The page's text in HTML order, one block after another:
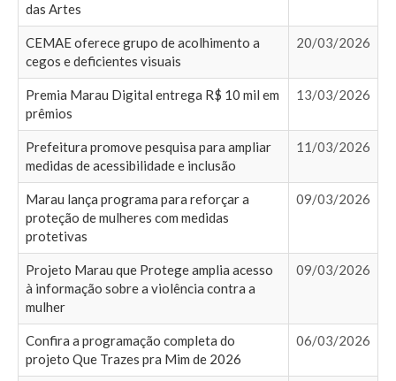
das Artes
CEMAE oferece grupo de acolhimento a
cegos e deficientes visuais
20/03/2026
Premia Marau Digital entrega R$ 10 mil em
prêmios
13/03/2026
Prefeitura promove pesquisa para ampliar
medidas de acessibilidade e inclusão
11/03/2026
Marau lança programa para reforçar a
proteção de mulheres com medidas
protetivas
09/03/2026
Projeto Marau que Protege amplia acesso
à informação sobre a violência contra a
mulher
09/03/2026
Confira a programação completa do
projeto Que Trazes pra Mim de 2026
06/03/2026